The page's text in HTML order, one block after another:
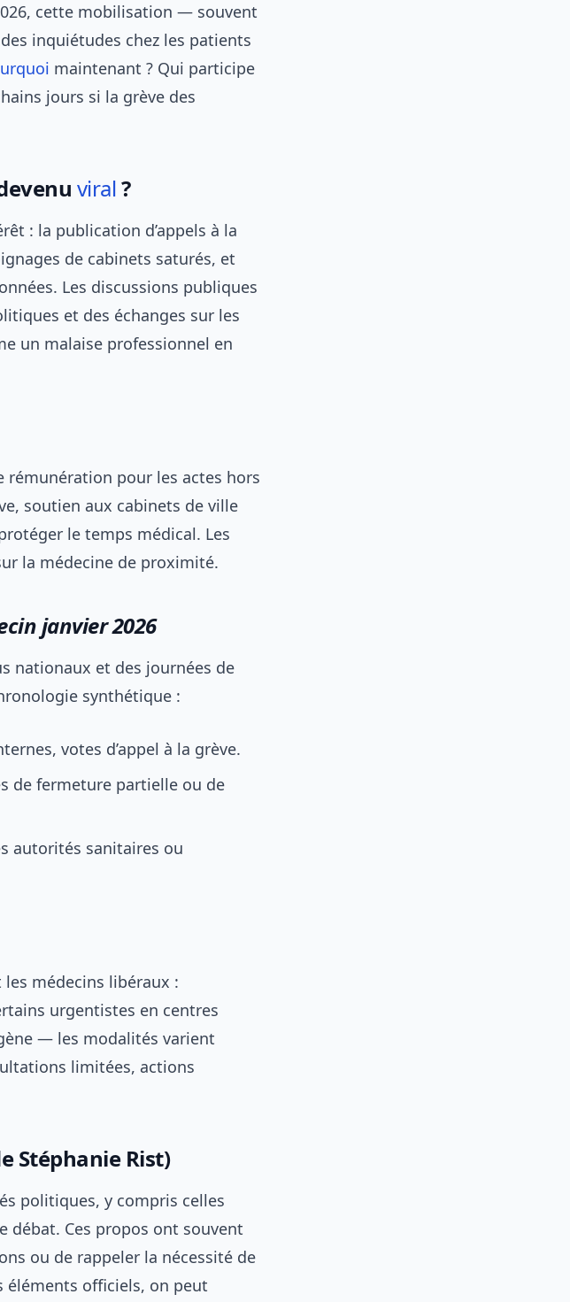
cette mobilisation — souvent
inquiétudes chez les patients
maintenant ? Qui participe
jours si la grève des
viral?
: la publication d’appels à la
de cabinets saturés, et
Les discussions publiques
et des échanges sur les
un malaise professionnel en
rémunération pour les actes hors
soutien aux cabinets de ville
le temps médical. Les
la médecine de proximité.
janvier 2026
nationaux et des journées de
synthétique :
votes d’appel à la grève.
de fermeture partielle ou de
autorités sanitaires ou
médecins libéraux :
urgentistes en centres
— les modalités varient
limitées, actions
Stéphanie Rist)
politiques, y compris celles
débat. Ces propos ont souvent
ou de rappeler la nécessité de
éléments officiels, on peut